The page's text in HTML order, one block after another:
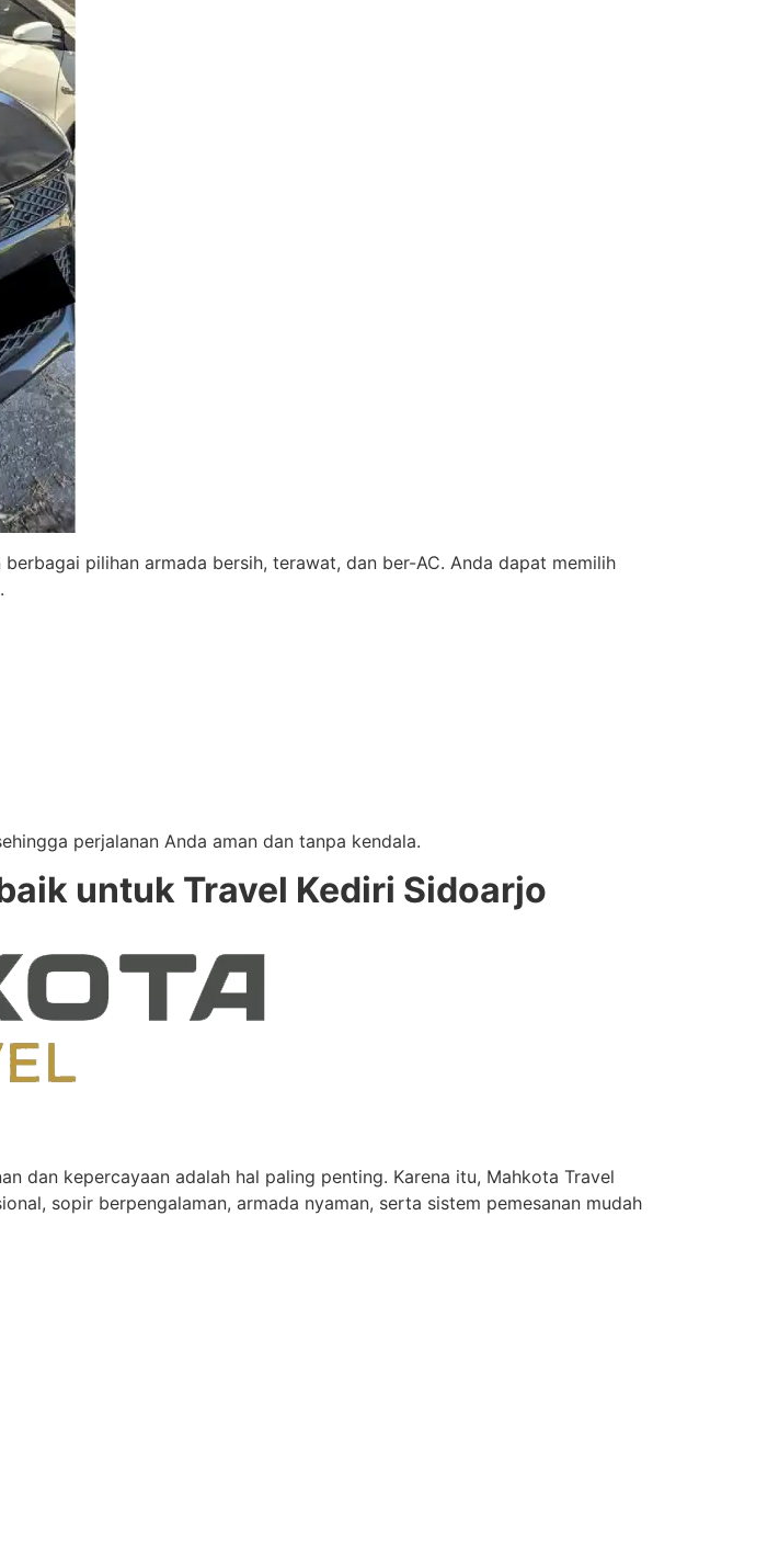
pilihan armada bersih, terawat, dan ber-AC. Anda dapat memilih
perjalanan Anda aman dan tanpa kendala.
untuk Travel Kediri Sidoarjo
dan kepercayaan adalah hal paling penting. Karena itu, Mahkota Travel
sopir berpengalaman, armada nyaman, serta sistem pemesanan mudah